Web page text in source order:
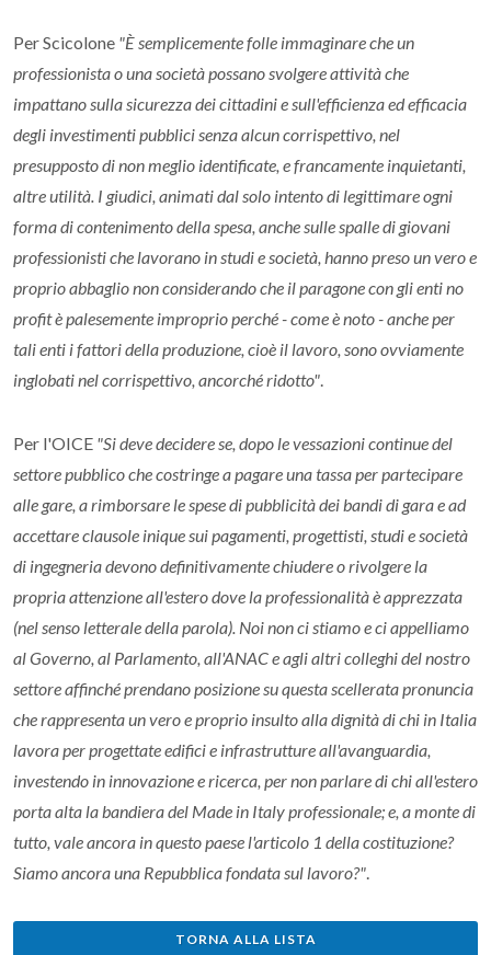
Per Scicolone "È semplicemente folle immaginare che un
professionista o una società possano svolgere attività che
impattano sulla sicurezza dei cittadini e sull'efficienza ed efficacia
degli investimenti pubblici senza alcun corrispettivo, nel
presupposto di non meglio identificate, e francamente inquietanti,
altre utilità. I giudici, animati dal solo intento di legittimare ogni
forma di contenimento della spesa, anche sulle spalle di giovani
professionisti che lavorano in studi e società, hanno preso un vero e
proprio abbaglio non considerando che il paragone con gli enti no
profit è palesemente improprio perché - come è noto - anche per
tali enti i fattori della produzione, cioè il lavoro, sono ovviamente
inglobati nel corrispettivo, ancorché ridotto".
Per l'OICE "Si deve decidere se, dopo le vessazioni continue del
settore pubblico che costringe a pagare una tassa per partecipare
alle gare, a rimborsare le spese di pubblicità dei bandi di gara e ad
accettare clausole inique sui pagamenti, progettisti, studi e società
di ingegneria devono definitivamente chiudere o rivolgere la
propria attenzione all'estero dove la professionalità è apprezzata
(nel senso letterale della parola). Noi non ci stiamo e ci appelliamo
al Governo, al Parlamento, all'ANAC e agli altri colleghi del nostro
settore affinché prendano posizione su questa scellerata pronuncia
che rappresenta un vero e proprio insulto alla dignità di chi in Italia
lavora per progettate edifici e infrastrutture all'avanguardia,
investendo in innovazione e ricerca, per non parlare di chi all'estero
porta alta la bandiera del Made in Italy professionale; e, a monte di
tutto, vale ancora in questo paese l'articolo 1 della costituzione?
Siamo ancora una Repubblica fondata sul lavoro?".
TORNA ALLA LISTA